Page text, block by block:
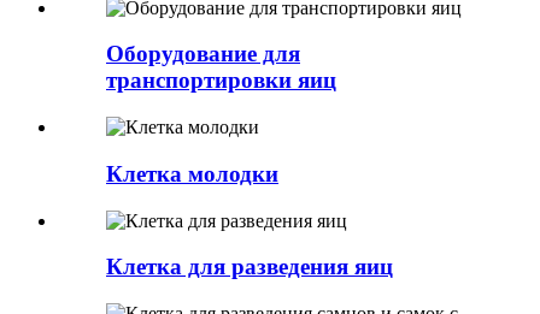
Оборудование для
транспортировки яиц
Клетка молодки
Клетка для разведения яиц